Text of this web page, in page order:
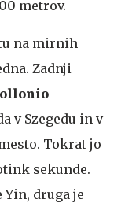
metrov.
na mirnih
Zadnji
v Szegedu in v
Tokrat jo
sekunde.
Yin, druga je